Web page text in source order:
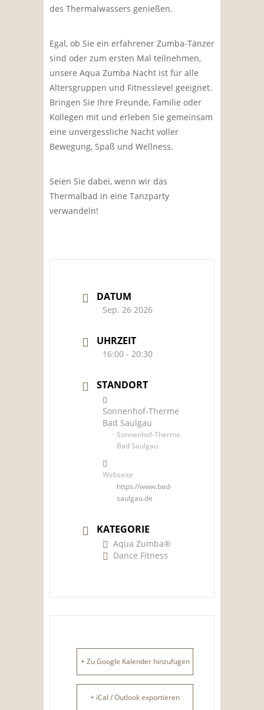
des Thermalwassers genießen.
Egal, ob Sie ein erfahrener Zumba-Tänzer
sind oder zum ersten Mal teilnehmen,
unsere Aqua Zumba Nacht ist für alle
Altersgruppen und Fitnesslevel geeignet.
Bringen Sie Ihre Freunde, Familie oder
Kollegen mit und erleben Sie gemeinsam
eine unvergessliche Nacht voller
Bewegung, Spaß und Wellness.
Seien Sie dabei, wenn wir das
Thermalbad in eine Tanzparty
verwandeln!
DATUM
Sep. 26 2026
UHRZEIT
16:00 - 20:30
STANDORT
Sonnenhof-Therme
Bad Saulgau
Sonnenhof-Therme
Bad Saulgau
Webseite
https://www.bad-
saulgau.de
KATEGORIE
Aqua Zumba®
Dance Fitness
+ Zu Google Kalender hinzufügen
+ iCal / Outlook exportieren